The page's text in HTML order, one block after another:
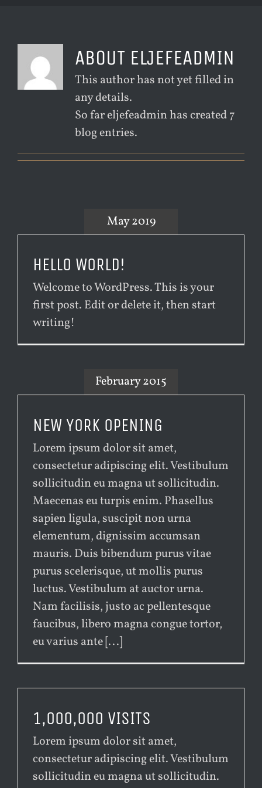
ABOUT ELJEFEADMIN
This author has not yet filled in
any details.
So far eljefeadmin has created 7
blog entries.
May 2019
HELLO WORLD!
Welcome to WordPress. This is your
first post. Edit or delete it, then start
writing!
February 2015
NEW YORK OPENING
Lorem ipsum dolor sit amet,
consectetur adipiscing elit. Vestibulum
sollicitudin eu magna ut sollicitudin.
Maecenas eu turpis enim. Phasellus
sapien ligula, suscipit non urna
elementum, dignissim accumsan
mauris. Duis bibendum purus vitae
purus scelerisque, ut mollis purus
luctus. Vestibulum at auctor urna.
Nam facilisis, justo ac pellentesque
faucibus, libero magna congue tortor,
eu varius ante [...]
1,000,000 VISITS
Lorem ipsum dolor sit amet,
consectetur adipiscing elit. Vestibulum
sollicitudin eu magna ut sollicitudin.